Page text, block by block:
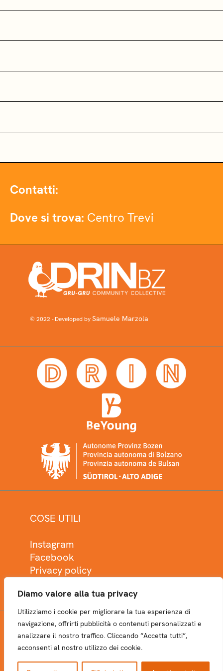
Diamo valore alla tua privacy
Utilizziamo i cookie per migliorare la tua esperienza di
navigazione, offrirti pubblicità o contenuti personalizzati e
analizzare il nostro traffico. Cliccando “Accetta tutti”,
acconsenti al nostro utilizzo dei cookie.
Contatti:
Dove si trova: Centro Trevi
© 2022 - Developed bySamuele Marzola
COSE UTILI
Instagram
Facebook
Privacy policy
NEWSLETTER